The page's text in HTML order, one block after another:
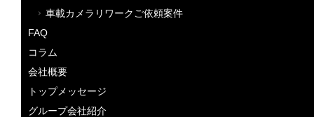
車載カメラリワークご依頼案件
FAQ
コラム
会社概要
トップメッセージ
グループ会社紹介